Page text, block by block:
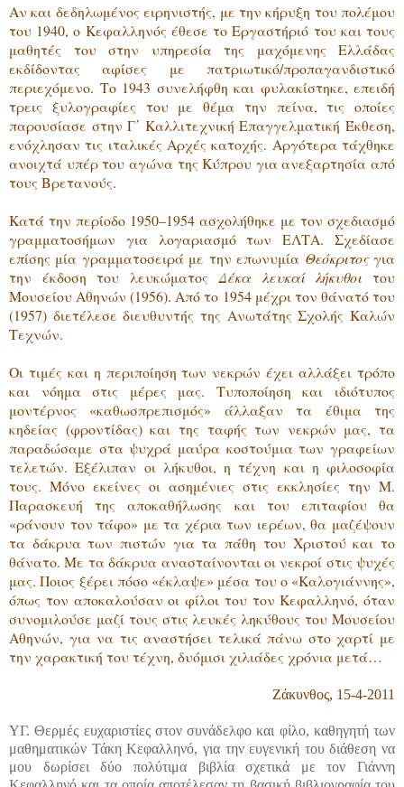
Αν και δεδηλωμένος ειρηνιστής, με την κήρυξη του πολέμου
του 1940, ο Κεφαλληνός έθεσε το Εργαστήριό του και τους
μαθητές του στην υπηρεσία της μαχόμενης Ελλάδας
εκδίδοντας αφίσες με πατριωτικό/προπαγανδιστικό
περιεχόμενο. Το 1943 συνελήφθη και φυλακίστηκε, επειδή
τρεις ξυλογραφίες του με θέμα την πείνα, τις οποίες
παρουσίασε στην Γ΄ Καλλιτεχνική Επαγγελματική Έκθεση,
ενόχλησαν τις ιταλικές Αρχές κατοχής. Αργότερα τάχθηκε
ανοιχτά υπέρ του αγώνα της Κύπρου για ανεξαρτησία από
τους Βρετανούς.
Κατά την περίοδο 1950–1954 ασχολήθηκε με τον σχεδιασμό
γραμματοσήμων για λογαριασμό των ΕΛΤΑ. Σχεδίασε
επίσης μία γραμματοσειρά με την επωνυμία Θεόκριτοςγια
την έκδοση του λευκώματος Δέκα λευκαί λήκυθοι του
Μουσείου Αθηνών (1956). Από το 1954 μέχρι τον θάνατό του
(1957) διετέλεσε διευθυντής της Ανωτάτης Σχολής Καλών
Τεχνών.
Οι τιμές και η περιποίηση των νεκρών έχει αλλάξει τρόπο
και νόημα στις μέρες μας. Τυποποίηση και ιδιότυπος
μοντέρνος «καθωσπρεπισμός» άλλαξαν τα έθιμα της
κηδείας (φροντίδας) και της ταφής των νεκρών μας, τα
παραδώσαμε στα ψυχρά μαύρα κοστούμια των γραφείων
τελετών. Εξέλιπαν οι λήκυθοι, η τέχνη και η φιλοσοφία
τους. Μόνο εκείνες οι ασημένιες στις εκκλησίες την Μ.
Παρασκευή της αποκαθήλωσης και του επιταφίου θα
«ράνουν τον τάφο» με τα χέρια των ιερέων, θα μαζέψουν
τα δάκρυα των πιστών για τα πάθη του Χριστού και το
θάνατο. Με τα δάκρυα ανασταίνονται οι νεκροί στις ψυχές
μας. Ποιος ξέρει πόσο «έκλαψε» μέσα του ο «Καλογιάννης»,
όπως τον αποκαλούσαν οι φίλοι του τον Κεφαλληνό, όταν
συνομιλούσε μαζί τους στις λευκές ληκύθους του Μουσείου
Αθηνών, για να τις αναστήσει τελικά πάνω στο χαρτί με
την χαρακτική του τέχνη, δυόμισι χιλιάδες χρόνια μετά…
Ζάκυνθος, 15-4-2011
ΥΓ. Θερμές ευχαριστίες στον συνάδελφο και φίλο, καθηγητή των
μαθηματικών Τάκη Κεφαλληνό, για την ευγενική του διάθεση να
μου δωρίσει δύο πολύτιμα βιβλία σχετικά με τον Γιάννη